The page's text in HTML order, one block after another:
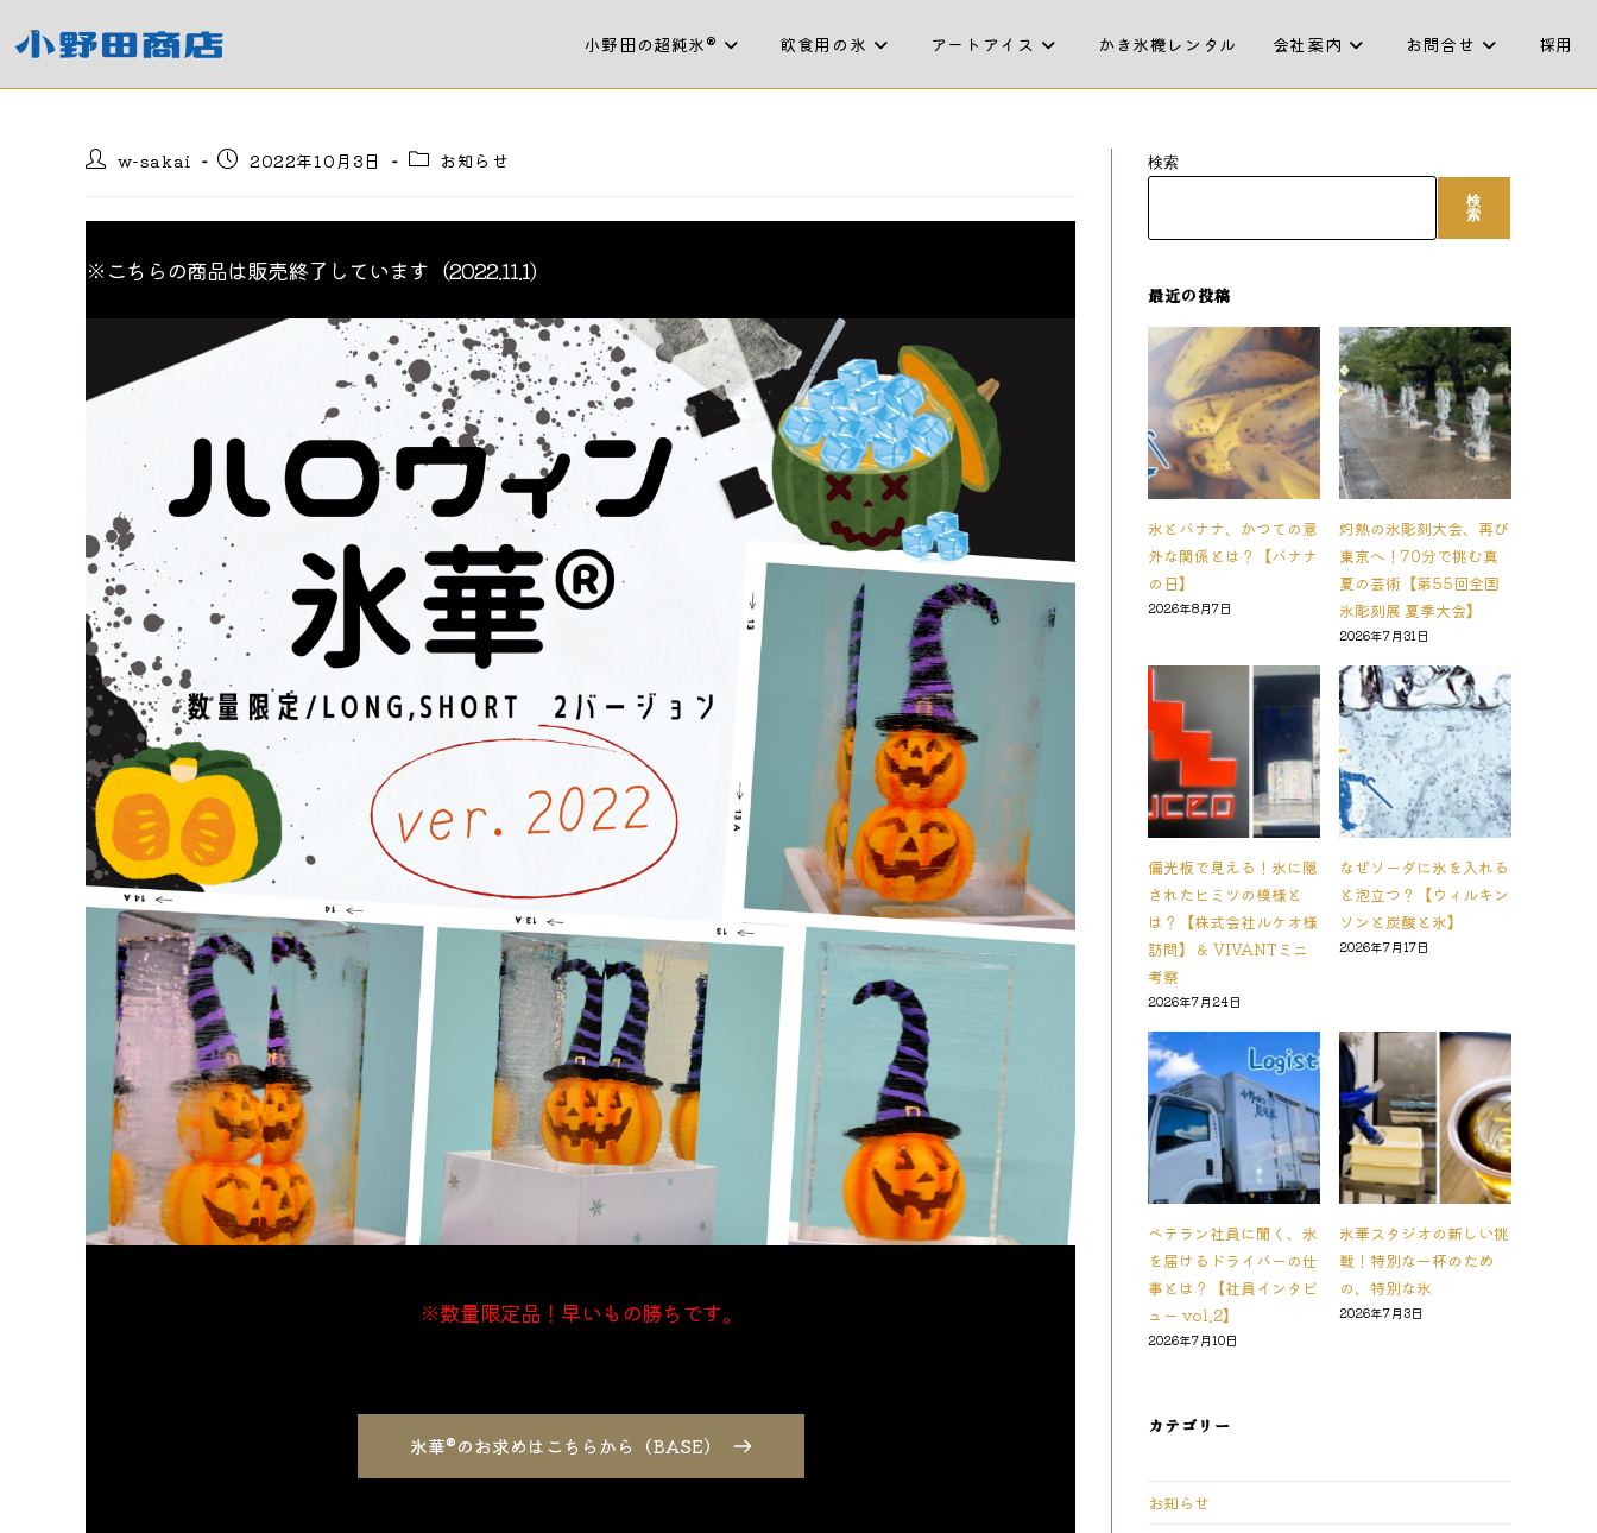
ン
小野田の超純氷® 飲食用の氷 アートアイス かき氷機レンタル 会社案内 お問合せ 採用
投
w-sakai
投
開
2022年10月3日
投
テ
リ
お知らせ
※こちらの商品は販売終了しています（2022.11.1)
※数量限定品！早いもの勝ちです。
氷華®のお求めはこちらから（BASE）
検索
検
索
最近の投稿
氷とバナナ、かつての意
外な関係とは？【バナナ
の日】
2026年8月7日
灼熱の氷彫刻大会、再び
東京へ！70分で挑む真
夏の芸術【第55回全国
氷彫刻展 夏季大会】
2026年7月31日
偏光板で見える！氷に隠
されたヒミツの模様と
は？【株式会社ルケオ様
訪問】＆ VIVANTミニ
考察
2026年7月24日
なぜソーダに氷を入れる
と泡立つ？【ウィルキン
ソンと炭酸と氷】
2026年7月17日
ベテラン社員に聞く、氷
を届けるドライバーの仕
事とは？【社員インタビ
ュー vol.2】
2026年7月10日
氷華スタジオの新しい挑
戦！特別な一杯のため
の、特別な氷
2026年7月3日
カテゴリー
お知らせ